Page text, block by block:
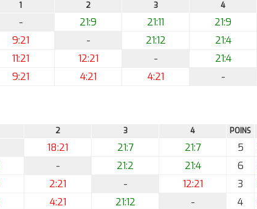
1 2 3 4
- 21:9 21:11 21:9
9:21 - 21:12 21:4
11:21 12:21 - 21:4
9:21 4:21 4:21 -
2 3 4 POINS
18:21 21:7 21:7 5
- 21:2 21:4 6
2:21 - 12:21 3
4:21 21:12 - 4